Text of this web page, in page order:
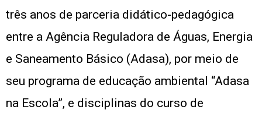
três anos de parceria didático-pedagógica
entre a Agência Reguladora de Águas, Energia
e Saneamento Básico (Adasa), por meio de
seu programa de educação ambiental “Adasa
na Escola”, e disciplinas do curso de